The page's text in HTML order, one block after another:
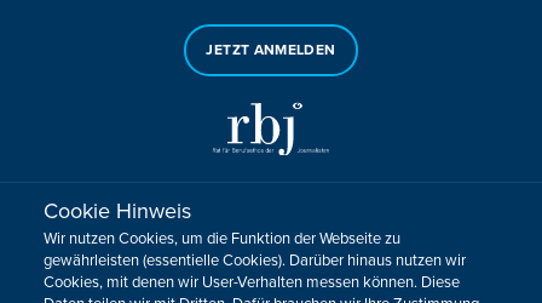
JETZT ANMELDEN
Sie haben noch Fragen oder Anmerkungen?
KONTAKTIEREN SIE UNS!
Cookie Hinweis
Wir nutzen Cookies, um die Funktion der Webseite zu
gewährleisten (essentielle Cookies). Darüber hinaus nutzen wir
Cookies, mit denen wir User-Verhalten messen können. Diese